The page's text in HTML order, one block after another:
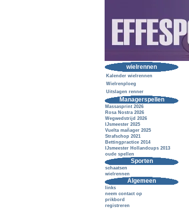
wielrennen
Kalender wielrennen
Wielrenploeg
Uitslagen renner
Managerspellen
Massasprint 2026
Rosa Nostra 2026
Wegwedstrijd 2026
IJsmeester 2025
Vuelta mañager 2025
Strafschop 2021
Bettingpractice 2014
IJsmeester Hollandcups 2013
oude spellen
Sporten
schaatsen
wielrennen
Algemeen
links
neem contact op
prikbord
registreren